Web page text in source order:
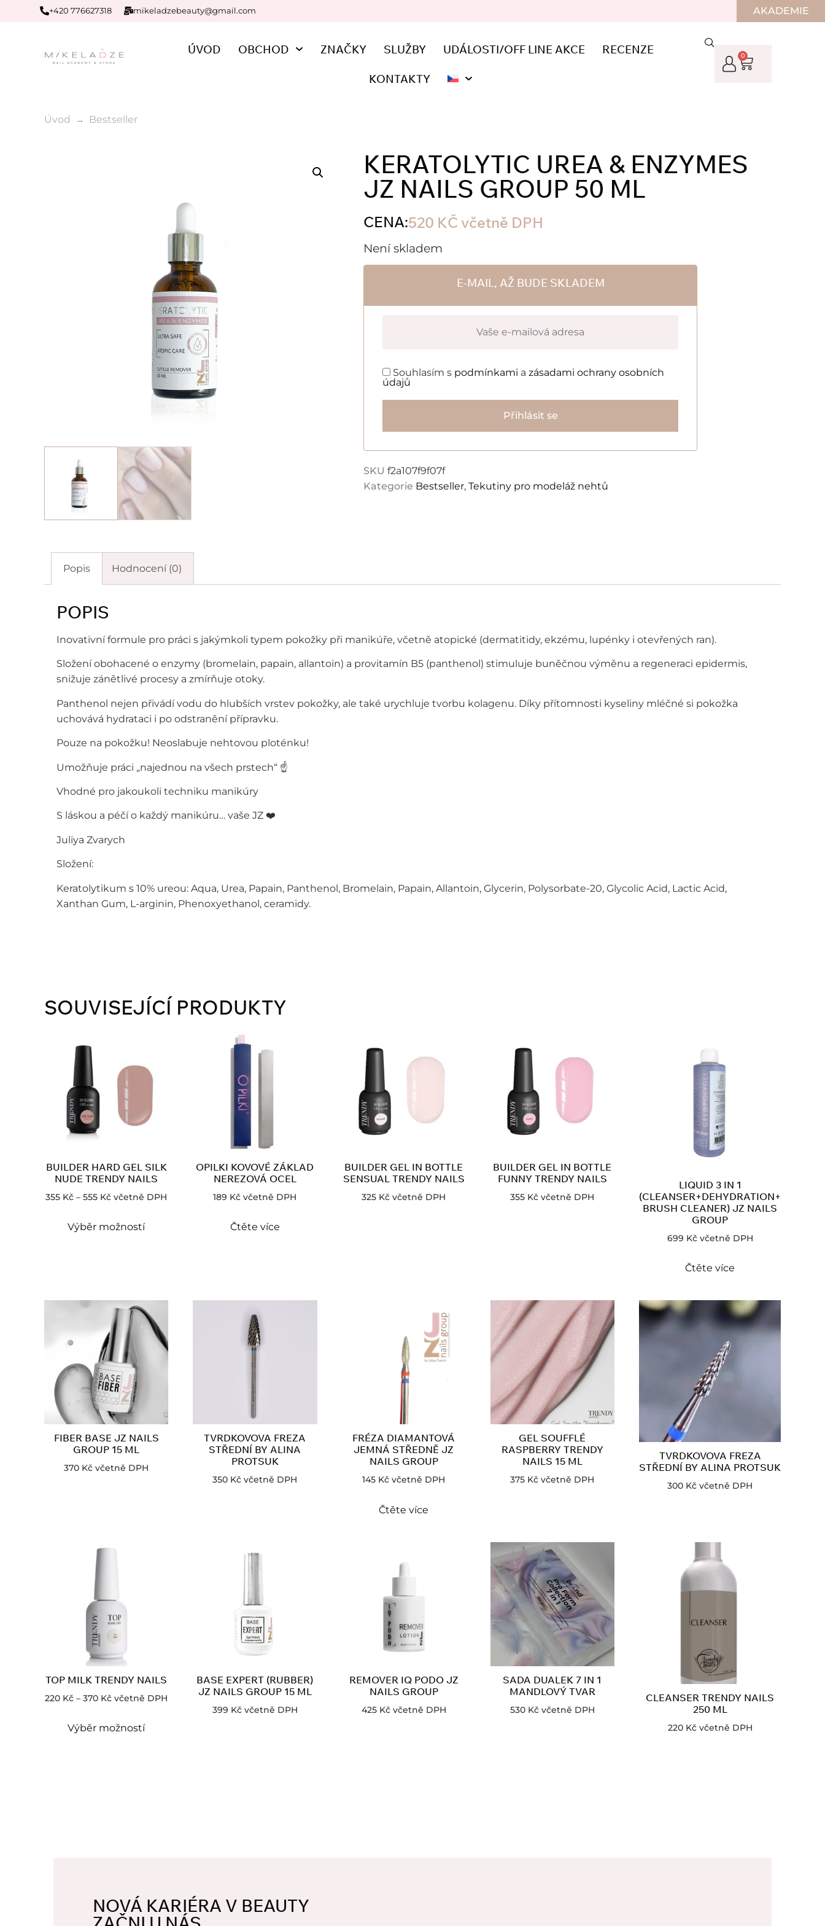
+420 776627318 mikeladzebeauty@gmail.com AKADEMIE
ÚVOD OBCHOD ZNAČKY SLUŽBY UDÁLOSTI/OFF LINE AKCE RECENZE
KONTAKTY
0
Úvod Bestseller
KERATOLYTIC UREA & ENZYMES
JZ NAILS GROUP 50 ML
CENA:520 KČ včetně DPH
Není skladem
E-MAIL, AŽ BUDE SKLADEM
Souhlasím s podmínkami a zásadami ochrany osobních
údajů
Přihlásit se
SKU f2a107f9f07f
Kategorie Bestseller, Tekutiny pro modeláž nehtů
Popis Hodnocení (0)
POPIS
Inovativní formule pro práci s jakýmkoli typem pokožky při manikúře, včetně atopické (dermatitidy, ekzému, lupénky i otevřených ran).
Složení obohacené o enzymy (bromelain, papain, allantoin) a provitamín B5 (panthenol) stimuluje buněčnou výměnu a regeneraci epidermis,
snižuje zánětlivé procesy a zmírňuje otoky.
Panthenol nejen přivádí vodu do hlubších vrstev pokožky, ale také urychluje tvorbu kolagenu. Díky přítomnosti kyseliny mléčné si pokožka
uchovává hydrataci i po odstranění přípravku.
Pouze na pokožku! Neoslabuje nehtovou ploténku!
Umožňuje práci „najednou na všech prstech“ ☝
Vhodné pro jakoukoli techniku manikúry
S láskou a péčí o každý manikúru… vaše JZ ❤️
Juliya Zvarych
Složení:
Keratolytikum s 10% ureou: Aqua, Urea, Papain, Panthenol, Bromelain, Papain, Allantoin, Glycerin, Polysorbate-20, Glycolic Acid, Lactic Acid,
Xanthan Gum, L-arginin, Phenoxyethanol, ceramidy.
SOUVISEJÍCÍ PRODUKTY
BUILDER HARD GEL SILK
NUDE TRENDY NAILS
355 Kč – 555 Kč včetně DPH
Výběr možností
OPILKI KOVOVÉ ZÁKLAD
NEREZOVÁ OCEL
189 Kč včetně DPH
Čtěte více
BUILDER GEL IN BOTTLE
SENSUAL TRENDY NAILS
325 Kč včetně DPH
BUILDER GEL IN BOTTLE
FUNNY TRENDY NAILS
355 Kč včetně DPH
LIQUID 3 IN 1
(CLEANSER+DEHYDRATION+
BRUSH CLEANER) JZ NAILS
GROUP
699 Kč včetně DPH
Čtěte více
FIBER BASE JZ NAILS
GROUP 15 ML
370 Kč včetně DPH
TVRDKOVOVA FREZA
STŘEDNÍ BY ALINA
PROTSUK
350 Kč včetně DPH
FRÉZA DIAMANTOVÁ
JEMNÁ STŘEDNĚ JZ
NAILS GROUP
145 Kč včetně DPH
Čtěte více
GEL SOUFFLÉ
RASPBERRY TRENDY
NAILS 15 ML
375 Kč včetně DPH
TVRDKOVOVA FREZA
STŘEDNÍ BY ALINA PROTSUK
300 Kč včetně DPH
TOP MILK TRENDY NAILS
220 Kč – 370 Kč včetně DPH
Výběr možností
BASE EXPERT (RUBBER)
JZ NAILS GROUP 15 ML
399 Kč včetně DPH
REMOVER IQ PODO JZ
NAILS GROUP
425 Kč včetně DPH
SADA DUALEK 7 IN 1
MANDLOVÝ TVAR
530 Kč včetně DPH
CLEANSER TRENDY NAILS
250 ML
220 Kč včetně DPH
NOVÁ KARIÉRA V BEAUTY